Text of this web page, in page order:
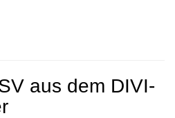
aus dem DIVI-